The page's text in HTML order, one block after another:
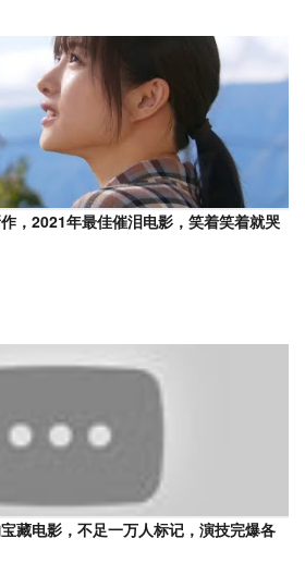
，2021年最佳催泪电影，笑着笑着就哭
藏电影，不足一万人标记，演技完爆各